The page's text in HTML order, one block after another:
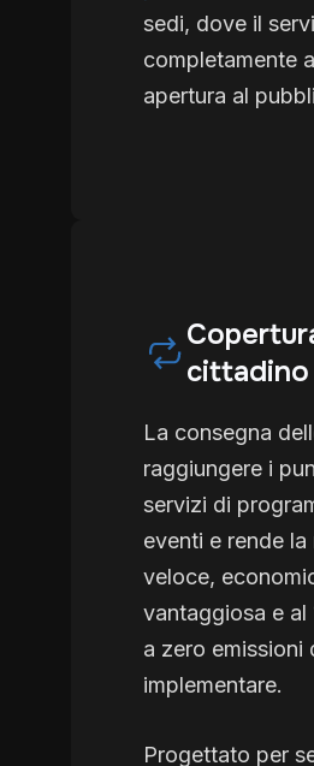
sedi, dove il
completamente
apertura al
cittadino
La consegna
raggiungere i
servizi di
eventi e rende
veloce,
vantaggiosa e
a zero emissioni
implementare.
Progettato per